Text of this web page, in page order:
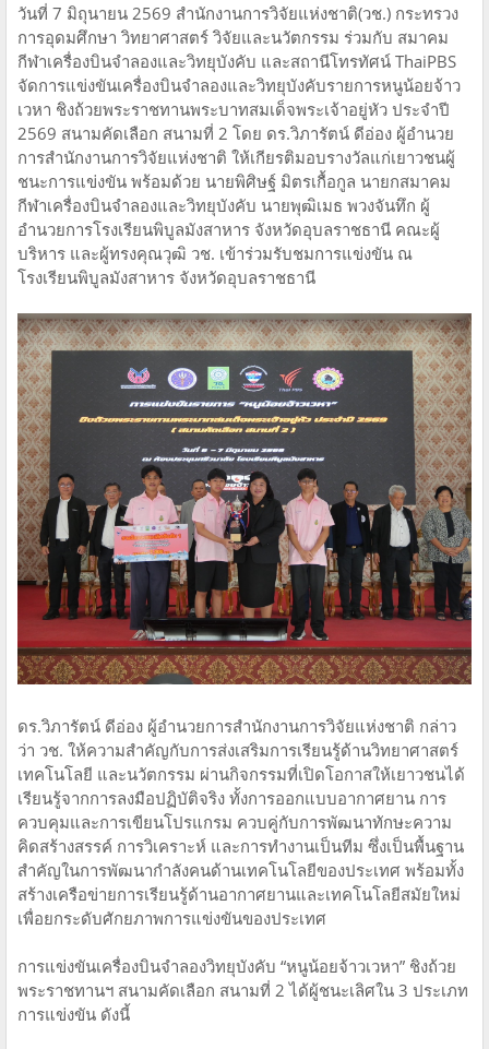
วันที่ 7 มิถุนายน 2569 สำนักงานการวิจัยแห่งชาติ(วช.) กระทรวง
การอุดมศึกษา วิทยาศาสตร์ วิจัยและนวัตกรรม ร่วมกับ สมาคม
กีฬาเครื่องบินจำลองและวิทยุบังคับ และสถานีโทรทัศน์ ThaiPBS
จัดการแข่งขันเครื่องบินจําลองและวิทยุบังคับรายการหนูน้อยจ้าว
เวหา ชิงถ้วยพระราชทานพระบาทสมเด็จพระเจ้าอยู่หัว ประจําปี
2569 สนามคัดเลือก สนามที่ 2 โดย ดร.วิภารัตน์ ดีอ่อง ผู้อำนวย
การสำนักงานการวิจัยแห่งชาติ ให้เกียรติมอบรางวัลแก่เยาวชนผู้
ชนะการแข่งขัน พร้อมด้วย นายพิศิษฐ์ มิตรเกื้อกูล นายกสมาคม
กีฬาเครื่องบินจำลองและวิทยุบังคับ นายพุฒิเมธ พวงจันทึก ผู้
อำนวยการโรงเรียนพิบูลมังสาหาร จังหวัดอุบลราชธานี คณะผู้
บริหาร และผู้ทรงคุณวุฒิ วช. เข้าร่วมรับชมการแข่งขัน ณ
โรงเรียนพิบูลมังสาหาร จังหวัดอุบลราชธานี
ดร.วิภารัตน์ ดีอ่อง ผู้อำนวยการสำนักงานการวิจัยแห่งชาติ กล่าว
ว่า วช. ให้ความสำคัญกับการส่งเสริมการเรียนรู้ด้านวิทยาศาสตร์
เทคโนโลยี และนวัตกรรม ผ่านกิจกรรมที่เปิดโอกาสให้เยาวชนได้
เรียนรู้จากการลงมือปฏิบัติจริง ทั้งการออกแบบอากาศยาน การ
ควบคุมและการเขียนโปรแกรม ควบคู่กับการพัฒนาทักษะความ
คิดสร้างสรรค์ การวิเคราะห์ และการทำงานเป็นทีม ซึ่งเป็นพื้นฐาน
สำคัญในการพัฒนากำลังคนด้านเทคโนโลยีของประเทศ พร้อมทั้ง
สร้างเครือข่ายการเรียนรู้ด้านอากาศยานและเทคโนโลยีสมัยใหม่
เพื่อยกระดับศักยภาพการแข่งขันของประเทศ
การแข่งขันเครื่องบินจำลองวิทยุบังคับ “หนูน้อยจ้าวเวหา” ชิงถ้วย
พระราชทานฯ สนามคัดเลือก สนามที่ 2 ได้ผู้ชนะเลิศใน 3 ประเภท
การแข่งขัน ดังนี้